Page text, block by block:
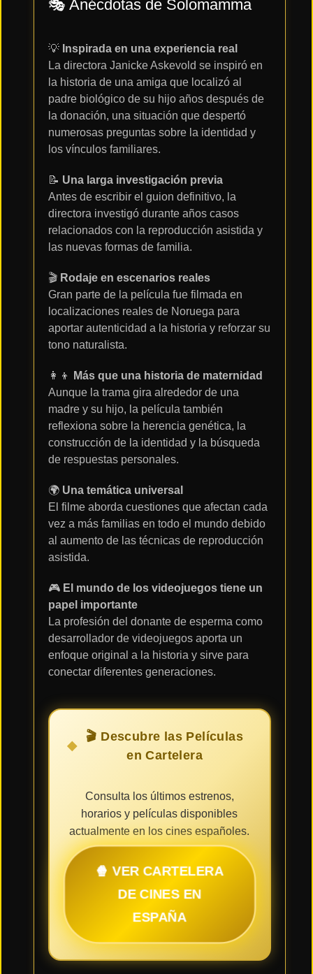
🎭 Anécdotas de Solomamma
💡 Inspirada en una experiencia real
La directora Janicke Askevold se inspiró en
la historia de una amiga que localizó al
padre biológico de su hijo años después de
la donación, una situación que despertó
numerosas preguntas sobre la identidad y
los vínculos familiares.
📝 Una larga investigación previa
Antes de escribir el guion definitivo, la
directora investigó durante años casos
relacionados con la reproducción asistida y
las nuevas formas de familia.
🎬 Rodaje en escenarios reales
Gran parte de la película fue filmada en
localizaciones reales de Noruega para
aportar autenticidad a la historia y reforzar su
tono naturalista.
👩‍👦
Más que una historia de maternidad
Aunque la trama gira alrededor de una
madre y su hijo, la película también
reflexiona sobre la herencia genética, la
construcción de la identidad y la búsqueda
de respuestas personales.
🌍 Una temática universal
El filme aborda cuestiones que afectan cada
vez a más familias en todo el mundo debido
al aumento de las técnicas de reproducción
asistida.
🎮 El mundo de los videojuegos tiene un
papel importante
La profesión del donante de esperma como
desarrollador de videojuegos aporta un
enfoque original a la historia y sirve para
conectar diferentes generaciones.
🎬 Descubre las Películas
en Cartelera
Consulta los últimos estrenos,
horarios y películas disponibles
actualmente en los cines españoles.
🍿 VER CARTELERA
DE CINES EN
ESPAÑA